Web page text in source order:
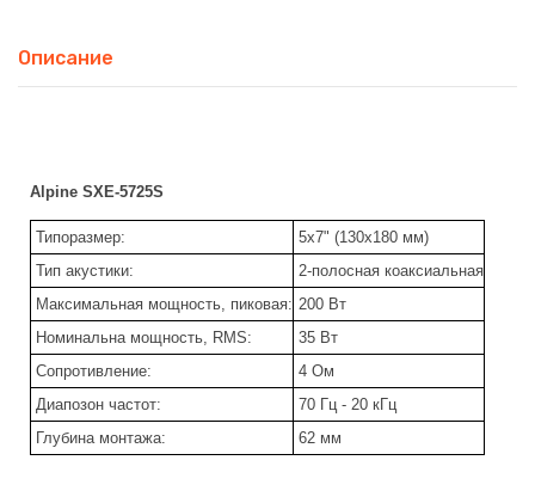
Описание
Alpine SXE-5725S
Типоразмер:
5х7" (130х180 мм)
Тип акустики:
2-полосная коаксиальная
Максимальная мощность, пиковая: 200 Вт
Номинальна мощность, RMS:
35 Вт
Сопротивление:
4 Ом
Диапозон частот:
70 Гц - 20 кГц
Глубина монтажа:
62 мм